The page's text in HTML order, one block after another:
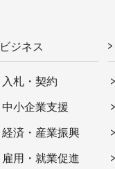
ビジネス
入札・契約
中小企業支援
経済・産業振興
雇用・就業促進